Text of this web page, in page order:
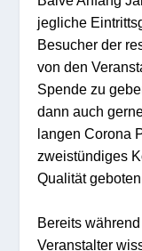
jegliche
Besucher der
von den
Spende zu
dann auch
langen Corona
zweistündiges
Qualität
Bereits
Veranstalter